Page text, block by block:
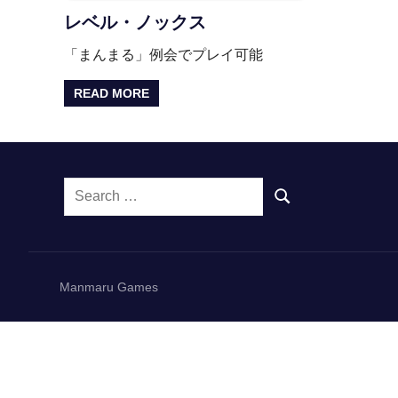
レベル・ノックス
「まんまる」例会でプレイ可能
READ MORE
Search
SEARCH
Manmaru Games